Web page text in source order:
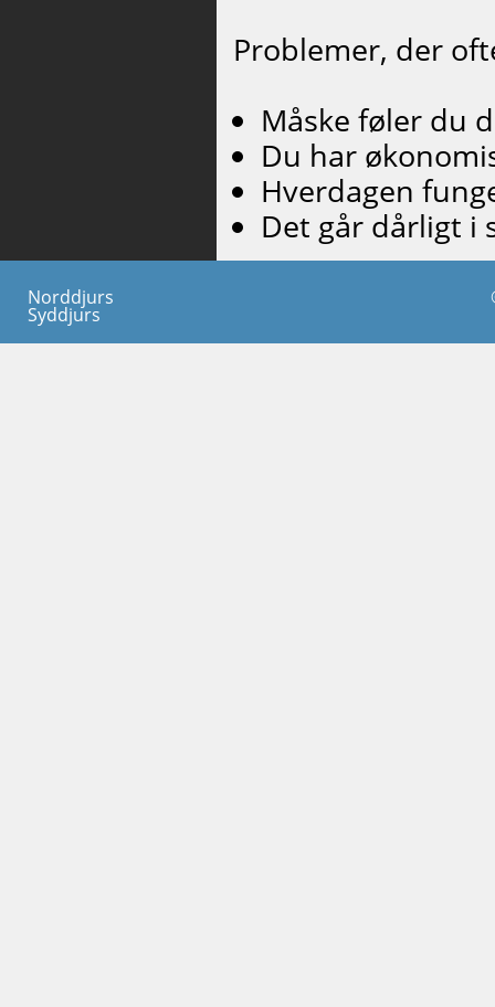
Problemer, der
Måske føler du
Du har
Hverdagen
Det går dårligt i
Norddjurs
Syddjurs